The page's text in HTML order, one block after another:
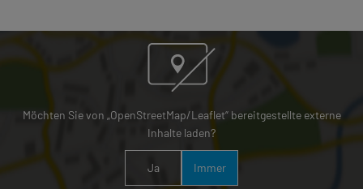
Möchten Sie von „OpenStreetMap/Leaflet“ bereitgestellte externe
Inhalte laden?
Ja Immer